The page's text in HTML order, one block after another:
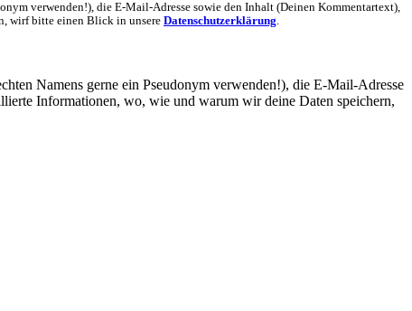
verwenden!), die E-Mail-Adresse sowie den Inhalt (Deinen Kommentartext),
wirf bitte einen Blick in unsere Datenschutzerklärung.
Namens gerne ein Pseudonym verwenden!), die E-Mail-Adresse
Informationen, wo, wie und warum wir deine Daten speichern,